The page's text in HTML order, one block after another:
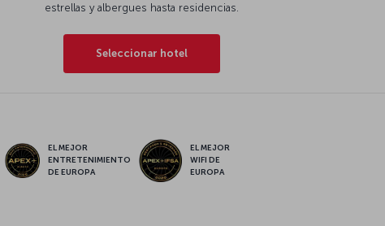
estrellas y albergues hasta residencias.
Seleccionar hotel
EL MEJOR
ENTRETENIMIENTO
DE EUROPA
EL MEJOR
WIFI DE
EUROPA